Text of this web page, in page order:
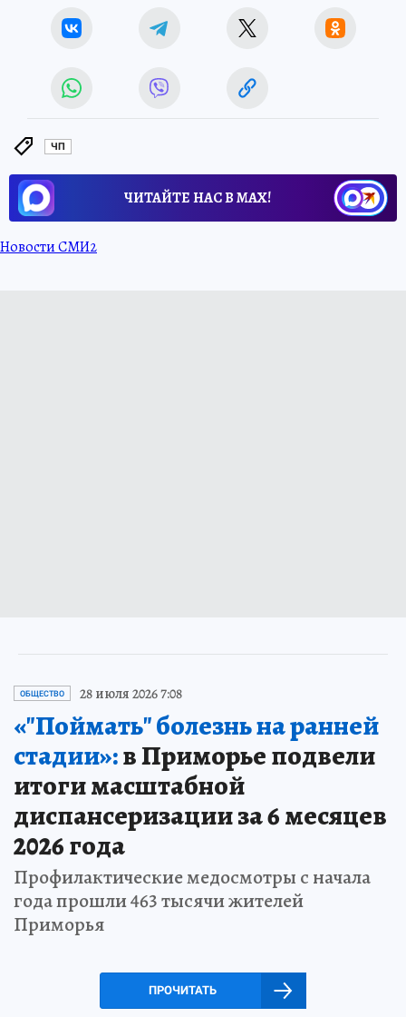
ЧП
ЧИТАЙТЕ НАС В МАХ!
Новости СМИ2
ОБЩЕСТВО 28 июля 2026 7:08
«"Поймать" болезнь на ранней
стадии»:в Приморье подвели
итоги масштабной
диспансеризации за 6 месяцев
2026 года
Профилактические медосмотры с начала
года прошли 463 тысячи жителей
Приморья
ПРОЧИТАТЬ